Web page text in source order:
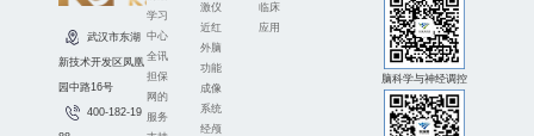
武汉市东湖
新技术开发区凤凰
园中路16号
400-182-19
学习
中心
全讯
担保
网的
服务
激仪
近红
外脑
功能
成像
系统
经颅
临床
应用
脑科学与神经调控